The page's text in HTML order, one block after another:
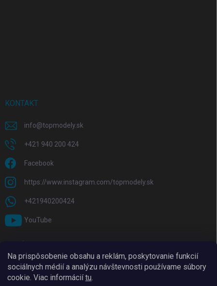
Na prispôsobenie obsahu a reklám, poskytovanie funkcií
sociálnych médií a analýzu návštevnosti používame súbory
cookie. Viac informáciítu.
KONTAKT
info@topmodely.sk
+421 940 200 424
Facebook
https://www.instagram.com/topmodely.sk
+421940200424
YouTube